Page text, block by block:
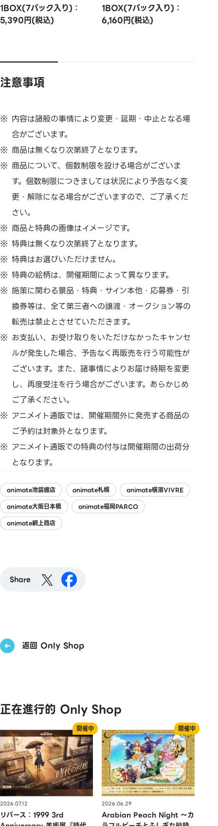
1BOX(7パック入り)：
5,390円(税込)
1BOX(7パック入り)：
6,160円(税込)
注意事項
内容は諸般の事情により変更・延期・中止となる場
合がございます。
商品は無くなり次第終了となります。
商品について、個数制限を設ける場合がございま
す。個数制限につきましては状況により予告なく変
更・解除になる場合がございますので、ご了承くだ
さい。
商品と特典の画像はイメージです。
特典は無くなり次第終了となります。
特典はお選びいただけません。
特典の絵柄は、開催期間によって異なります。
施策に関わる景品・特典・サイン本他・応募券・引
換券等は、全て第三者への譲渡・オークション等の
転売は禁止とさせていただきます。
お支払い、 お受け取りをいただけなかったキャンセ
ルが発生した場合、 予告なく再販売を行う可能性が
ございます。また、諸事情によりお届け時期を変更
し、再度受注を行う場合がございます。あらかじめ
ご了承ください。
アニメイト通販では、 開催期間外に発売する商品の
ご予約は対象外となります。
アニメイト通販での特典の付与は開催期間の出荷分
となります。
animate池袋總店 animate札幌
animate橫濱VIVRE
animate大阪日本橋
animate福岡PARCO
animate網上商店
Share
返回 Only Shop
正在進行的 Only Shop
2026.07.12
リバース：1999 3rd
2026.06.29
Arabian Peach Night 〜カ